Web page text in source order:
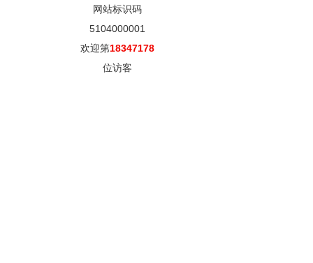
网站标识码
5104000001
欢迎第18347178
位访客